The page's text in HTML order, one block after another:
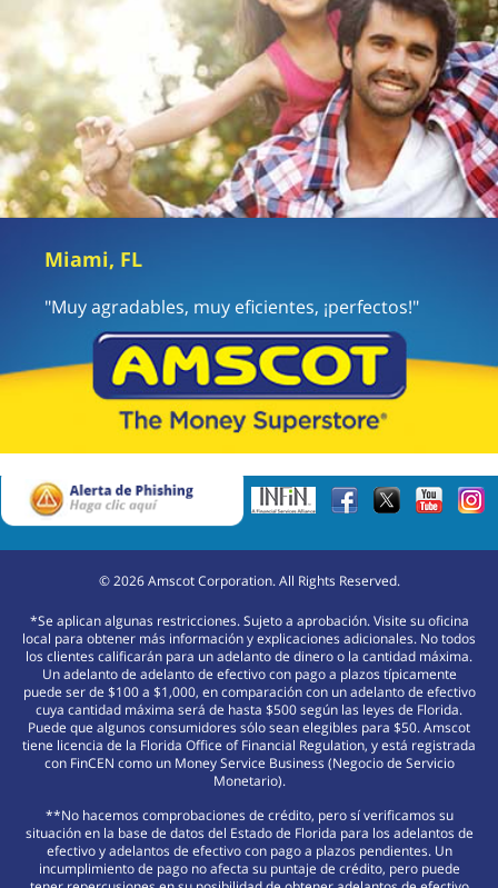
Miami, FL
"Muy agradables, muy eficientes, ¡perfectos!"
©2026Amscot Corporation. All Rights Reserved.
*Se aplican algunas restricciones. Sujeto a aprobación. Visite su oficina
local para obtener más información y explicaciones adicionales. No todos
los clientes calificarán para un adelanto de dinero o la cantidad máxima.
Un adelanto de adelanto de efectivo con pago a plazos típicamente
puede ser de $100 a $1,000, en comparación con un adelanto de efectivo
cuya cantidad máxima será de hasta $500 según las leyes de Florida.
Puede que algunos consumidores sólo sean elegibles para $50. Amscot
tiene licencia de la Florida Office of Financial Regulation, y está registrada
con FinCEN como un Money Service Business (Negocio de Servicio
Monetario).
**No hacemos comprobaciones de crédito, pero sí verificamos su
situación en la base de datos del Estado de Florida para los adelantos de
efectivo y adelantos de efectivo con pago a plazos pendientes. Un
incumplimiento de pago no afecta su puntaje de crédito, pero puede